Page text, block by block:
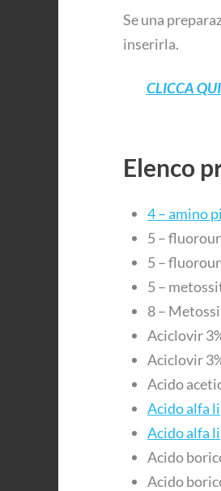
Se una
inserirla.
CLICCA
Elenco
4 – amino
5 –
5 –
5 –
8 –
Aciclovir
Aciclovir
Acido
Acido alfa
Acido alfa
Acido
Acido